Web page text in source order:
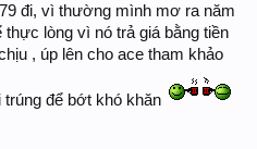
đi, vì thường mình mơ ra năm
lòng vì nó trả giá bằng tiền
, úp lên cho ace tham khảo
để bớt khó khăn